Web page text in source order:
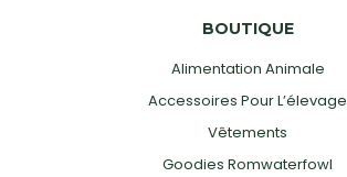
BOUTIQUE
Alimentation Animale
Accessoires Pour L’élevage
Vêtements
Goodies Romwaterfowl